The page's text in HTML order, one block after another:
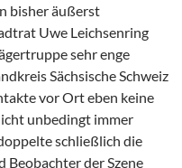
bisher äußerst
Uwe Leichsenring
sehr enge
Sächsische Schweiz
vor Ort eben keine
unbedingt immer
schließlich die
Beobachter der Szene